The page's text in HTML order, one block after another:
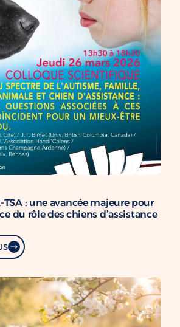
: une avancée majeure pour
du rôle des chiens d’assistance